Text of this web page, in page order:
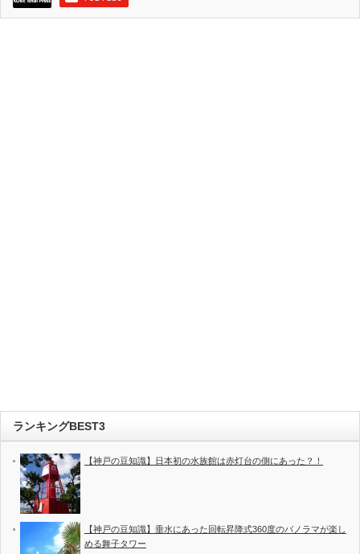
ランキングBEST3
【神戸の豆知識】日本初の水族館は赤灯台の側にあった？！
【神戸の豆知識】垂水にあった回転昇降式360度のパノラマが楽し
める舞子タワー